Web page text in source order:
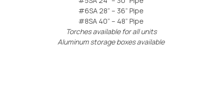
#6SA 28” – 36” Pipe
#8SA 40” – 48” Pipe
Torches available for all units
Aluminum storage boxes available